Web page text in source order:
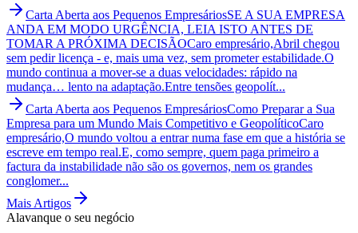
Carta Aberta aos Pequenos EmpresáriosSE A SUA EMPRESA
ANDA EM MODO URGÊNCIA, LEIA ISTO ANTES DE
TOMAR A PRÓXIMA DECISÃOCaro empresário,Abril chegou
sem pedir licença - e, mais uma vez, sem prometer estabilidade.O
mundo continua a mover-se a duas velocidades: rápido na
mudança… lento na adaptação.Entre tensões geopolít...
Carta Aberta aos Pequenos EmpresáriosComo Preparar a Sua
Empresa para um Mundo Mais Competitivo e GeopolíticoCaro
empresário,O mundo voltou a entrar numa fase em que a história se
escreve em tempo real.E, como sempre, quem paga primeiro a
factura da instabilidade não são os governos, nem os grandes
conglomer...
Mais Artigos
Alavanque o seu negócio